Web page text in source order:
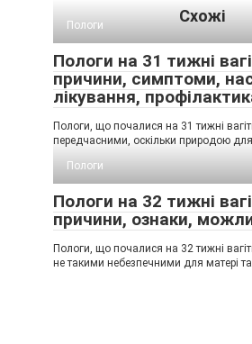
Схожі
Пологи
Пологи на 31 тижні
причини, симптоми,
лікування,
Пологи, що почалися на 31 тижні
передчасними, оскільки природою
Пологи
Пологи на 32 тижні
причини, ознаки,
Пологи, що почалися на 32 тижні
не такими небезпечними для матері та